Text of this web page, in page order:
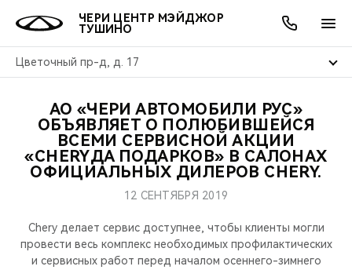
ЧЕРИ ЦЕНТР МЭЙДЖОР
ТУШИНО
Цветочный пр-д, д. 17
МОДЕЛИ
ВСЕ МОДЕЛИ
СЕДАНЫ
ПОКУПАТЕЛЯМ
ВЫБОР И ПОКУПКА
КРЕДИТ И СТРАХОВАНИЕ
ВЛАДЕЛЬЦАМ
СЕРВИС
ЗАПЧАСТИ И АКСЕССУАРЫ
ПОДДЕРЖКА
МИР CHERY
АКСЕССУАРЫ
CHERY В СОЦСЕТЯХ
АКЦИИ
ВЫГОДЫ И АКЦИИ
ОНЛАЙН СЕРВИСЫ
ВЫБОР И ПОКУПКА
О КОМПАНИИ
О НАС
АО «ЧЕРИ АВТОМОБИЛИ РУС»
ОБЪЯВЛЯЕТ О ПОЛЮБИВШЕЙСЯ
ВСЕМИ СЕРВИСНОЙ АКЦИИ
«CHERYДА ПОДАРКОВ» В САЛОНАХ
ОФИЦИАЛЬНЫХ ДИЛЕРОВ CHERY.
12 СЕНТЯБРЯ 2019
Chery делает сервис доступнее, чтобы клиенты могли
провести весь комплекс необходимых профилактических
и сервисных работ перед началом осеннего-зимнего